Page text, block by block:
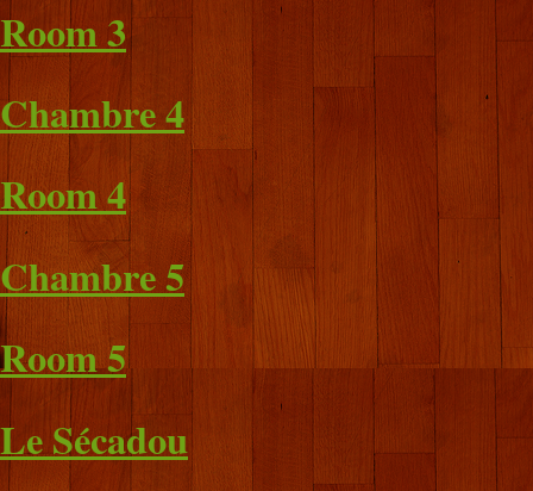
Room 3
Chambre 4
Room 4
Chambre 5
Room 5
Le Sécadou